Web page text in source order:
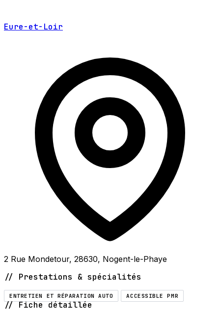
Eure-et-Loir
2 Rue Mondetour, 28630, Nogent-le-Phaye
// Prestations & spécialités
ENTRETIEN ET RÉPARATION AUTO ACCESSIBLE PMR
// Fiche détaillée